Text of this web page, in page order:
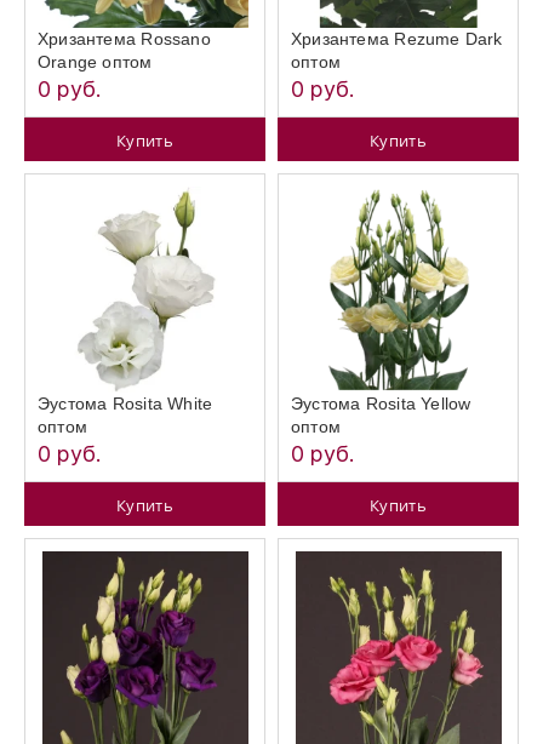
Хризантема Rossano
Orange оптом
0 руб.
Купить
Хризантема Rezume Dark
оптом
0 руб.
Купить
Эустома Rosita White
оптом
0 руб.
Купить
Эустома Rosita Yellow
оптом
0 руб.
Купить